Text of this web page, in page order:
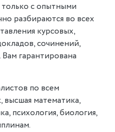
с опытными
разбираются во всех
курсовых,
сочинений,
гарантирована
по всем
высшая математика,
психология, биология,